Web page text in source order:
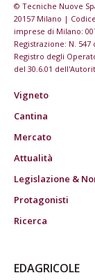
© Tecniche Nuove
20157 Milano |
imprese di Milano:
Registrazione: N.
Registro degli
del 30.6.01
Vigneto
Cantina
Mercato
Attualità
Legislazione &
Protagonisti
Ricerca
EDAGRICOLE